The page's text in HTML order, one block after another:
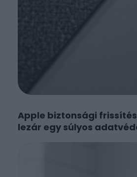
Apple biztonsági frissítés:
lezár egy súlyos